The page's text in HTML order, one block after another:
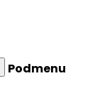
Podmenu